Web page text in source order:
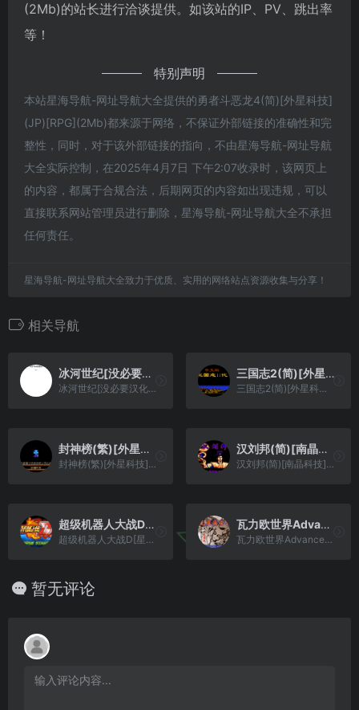
(2Mb)的站长进行洽谈提供。如该站的IP、PV、跳出率
等！
特别声明
本站星海导航-网址导航大全提供的勇者斗恶龙4(简)[外星科技]
(JP)[RPG](2Mb)都来源于网络，不保证外部链接的准确性和完
整性，同时，对于该外部链接的指向，不由星海导航-网址导航
大全实际控制，在2025年4月7日 下午2:07收录时，该网页上
的内容，都属于合规合法，后期网页的内容如出现违规，可以
直接联系网站管理员进行删除，星海导航-网址导航大全不承担
任何责任。
星海导航-网址导航大全致力于优质、实用的网络站点资源收集与分享！
相关导航
冰河世纪[没必要汉化汉化组](简)(JP)(32Mb)
冰河世纪[没必要汉化汉化组](简)(JP)(32Mb)
三国志2(简)[外星科技](JP)[SLG](8Mb)
三国志2(简)[外星科技](JP)[SLG](8Mb)
封神榜(繁)[外星科技](CN)[FTG](4Mb)
封神榜(繁)[外星科技](CN)[FTG](4Mb)
汉刘邦(简)[南晶科技](CN)[SLG](8Mb)
汉刘邦(简)[南晶科技](CN)[SLG](8Mb)
超级机器人大战D[星组](v1.1) (繁)(JP)(66.75Mb)
超级机器人大战D[星组](v1.1) (繁)(JP)(66.75Mb)
瓦力欧世界Advance[Chrono](简)(JP)(64Mb)
瓦力欧世界Advance[Chrono](简)(JP)(64Mb)
暂无评论